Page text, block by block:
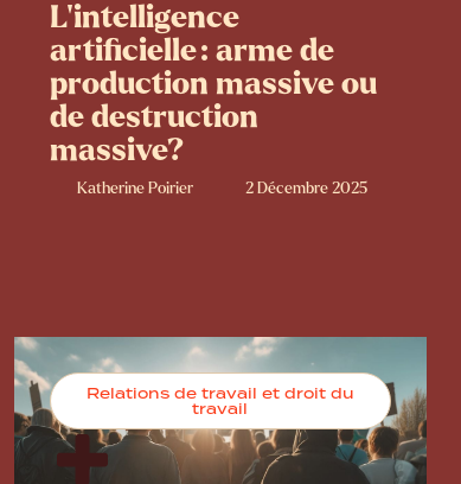
L’intelligence
artificielle : arme de
production massive ou
de destruction
massive?
Katherine Poirier 2 Décembre 2025
Relations de travail et droit du
travail